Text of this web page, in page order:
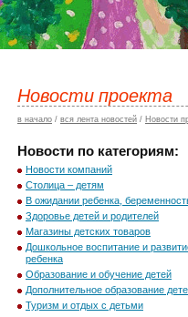
Новости проекта
в начало / вся лента новостей / Новости
Новости по категориям:
Новости компаний
Столица – детям
В ожидании ребенка,
Здоровье детей и родителей
Магазины детских товаров
Дошкольное воспитание и
ребенка
Образование и обучение детей
Дополнительное образование
Туризм и отдых с детьми